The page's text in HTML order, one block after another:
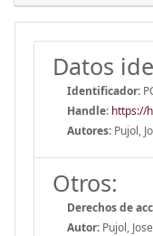
Datos
Identificador:
Handle: https://
Autores: Pujol,
Otros:
Derechos de
Autor: Pujol,